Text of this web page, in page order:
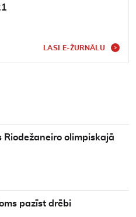
LASI E-ŽURNĀLU
Riodežaneiro olimpiskajā
pazīst drēbi